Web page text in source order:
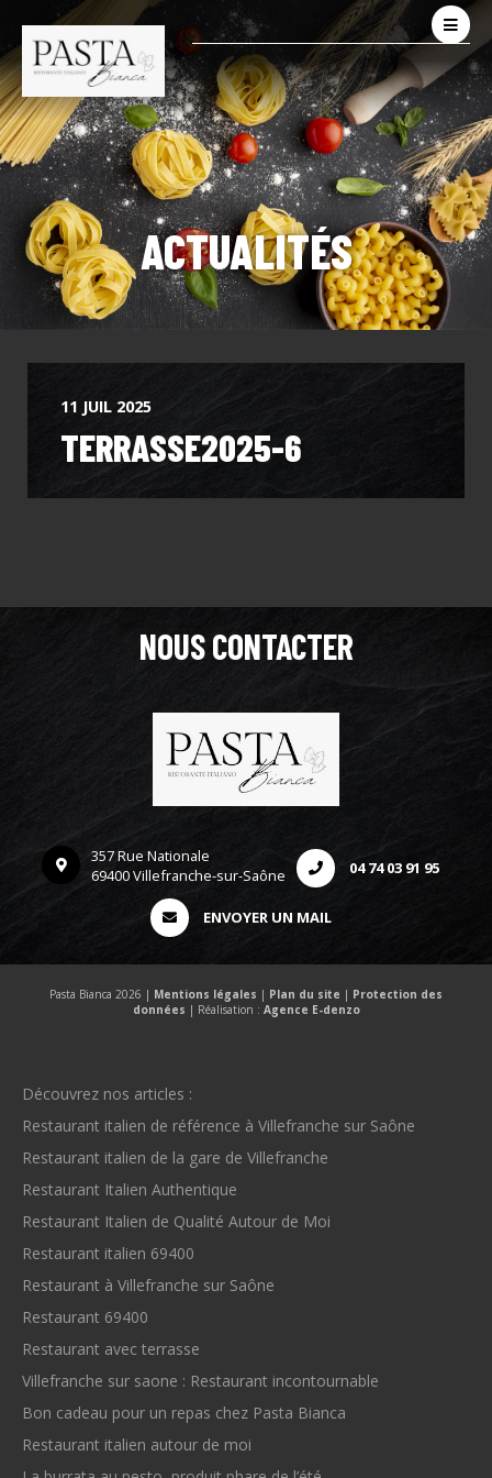
ACTUALITÉS
11 JUIL 2025
TERRASSE2025-6
NOUS CONTACTER
357 Rue Nationale
69400 Villefranche-sur-Saône
04 74 03 91 95
ENVOYER UN MAIL
Pasta Bianca 2026 | Mentions légales | Plan du site | Protection des
données | Réalisation : Agence E-denzo
Découvrez nos articles :
Restaurant italien de référence à Villefranche sur Saône
Restaurant italien de la gare de Villefranche
Restaurant Italien Authentique
Restaurant Italien de Qualité Autour de Moi
Restaurant italien 69400
Restaurant à Villefranche sur Saône
Restaurant 69400
Restaurant avec terrasse
Villefranche sur saone : Restaurant incontournable
Bon cadeau pour un repas chez Pasta Bianca
Restaurant italien autour de moi